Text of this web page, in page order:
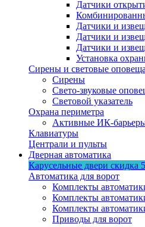
Датчики
Датчики и
Датчики и
Датчики и
Установка
Сирены и световые
Сирены
Свето-звуковые
Световой указатель
Охрана периметра
Активные ИК-
Клавиатуры
Централи и пульты
Дверная автоматика
Карусельные двери скидка
Автоматика для ворот
Комплекты
Комплекты
Комплекты
Приводы для ворот